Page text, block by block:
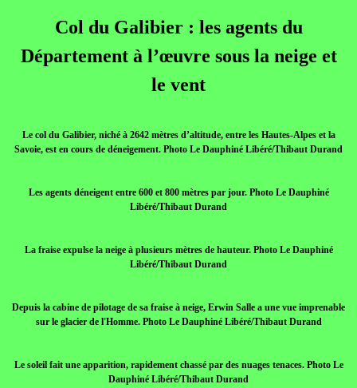
Col du Galibier : les agents du
Département à l’œuvre sous la neige et
le vent
Le col du Galibier, niché à 2642 mètres d’altitude, entre les Hautes-Alpes et la
Savoie, est en cours de déneigement. Photo Le Dauphiné Libéré/Thibaut Durand
Les agents déneigent entre 600 et 800 mètres par jour. Photo Le Dauphiné
Libéré/Thibaut Durand
La fraise expulse la neige à plusieurs mètres de hauteur. Photo Le Dauphiné
Libéré/Thibaut Durand
Depuis la cabine de pilotage de sa fraise à neige, Erwin Salle a une vue imprenable
sur le glacier de l'Homme. Photo Le Dauphiné Libéré/Thibaut Durand
Le soleil fait une apparition, rapidement chassé par des nuages tenaces. Photo Le
Dauphiné Libéré/Thibaut Durand